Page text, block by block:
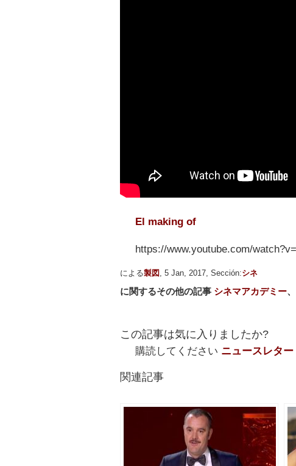
El making of
https://www.youtube.com/
による製図 , 5 Jan, 2017, Sección:シネ
に関するその他の記事 シネマアカデミー、
この記事は気に入りましたか?
購読してください ニュースレター
関連記事